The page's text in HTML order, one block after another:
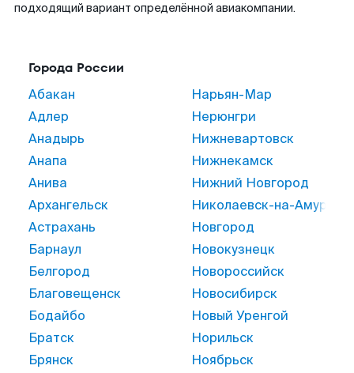
подходящий вариант определённой авиакомпании.
Города России
Абакан
Адлер
Анадырь
Анапа
Анива
Архангельск
Астрахань
Барнаул
Белгород
Благовещенск
Бодайбо
Братск
Брянск
Нарьян-Мар
Нерюнгри
Нижневартовск
Нижнекамск
Нижний Новгород
Николаевск-на-Амуре
Новгород
Новокузнецк
Новороссийск
Новосибирск
Новый Уренгой
Норильск
Ноябрьск